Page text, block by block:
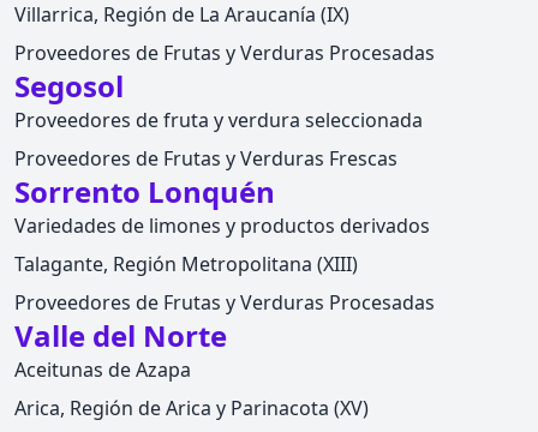
Villarrica, Región de La Araucanía (IX)
Proveedores de Frutas y Verduras Procesadas
Segosol
Proveedores de fruta y verdura seleccionada
Proveedores de Frutas y Verduras Frescas
Sorrento Lonquén
Variedades de limones y productos derivados
Talagante, Región Metropolitana (XIII)
Proveedores de Frutas y Verduras Procesadas
Valle del Norte
Aceitunas de Azapa
Arica, Región de Arica y Parinacota (XV)